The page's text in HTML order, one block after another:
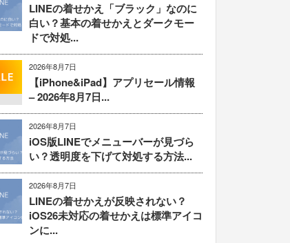
LINEの着せかえ「ブラック」なのに
白い？基本の着せかえとダークモー
ドで対処...
2026年8月7日
【iPhone&iPad】アプリセール情報
– 2026年8月7日...
2026年8月7日
iOS版LINEでメニューバーが見づら
い？透明度を下げて対処する方法...
2026年8月7日
LINEの着せかえが反映されない？
iOS26未対応の着せかえは標準アイコ
ンに...